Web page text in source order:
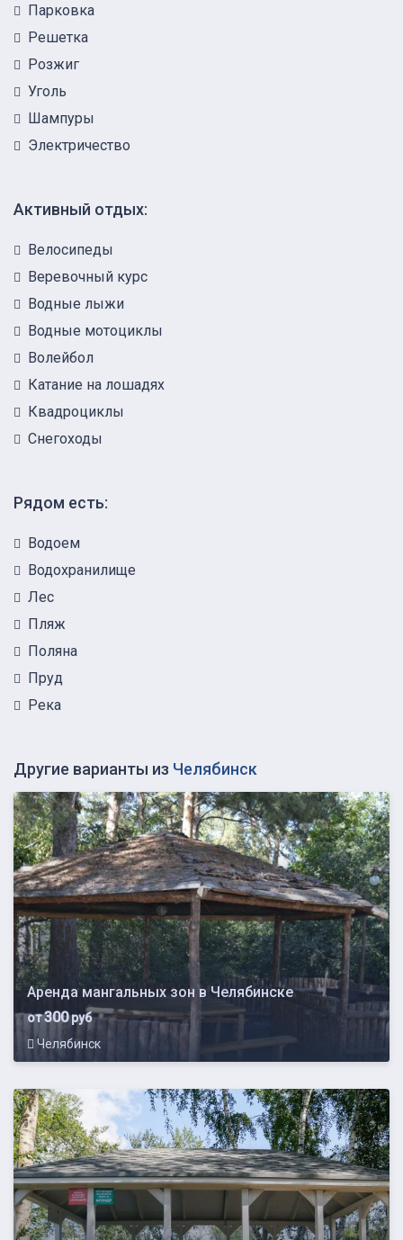
Парковка
Решетка
Розжиг
Уголь
Шампуры
Электричество
Активный отдых:
Велосипеды
Веревочный курс
Водные лыжи
Водные мотоциклы
Волейбол
Катание на лошадях
Квадроциклы
Снегоходы
Рядом есть:
Водоем
Водохранилище
Лес
Пляж
Поляна
Пруд
Река
Другие варианты из Челябинск
Аренда мангальных зон в Челябинске
от300руб
Челябинск